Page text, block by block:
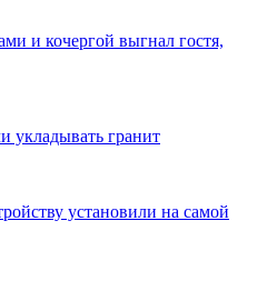
и кочергой выгнал гостя,
укладывать гранит
установили на самой